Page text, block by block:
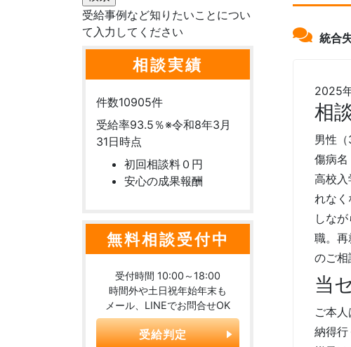
統合
2025
相
男性（
傷病名
高校
れな
しな
職。
のご相
当
ご本
納得
受給事例など知りたいことについ
て入力してください
相談実績
件数10905件
受給率93.5 ％※令和8年3月
31日時点
初回相談料０円
安心の成果報酬
無料相談受付中
受付時間 10:00～18:00
時間外や土日祝年始年末も
メール、LINEでお問合せOK
受給判定